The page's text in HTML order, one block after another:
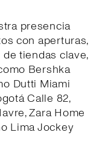
presencia
con aperturas,
tiendas clave,
Bershka
Dutti Miami
Calle 82,
Zara Home
Lima Jockey